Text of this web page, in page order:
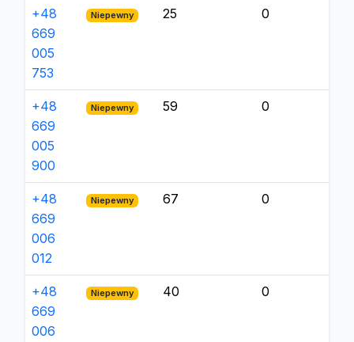
+48
669
005
753
Niepewny 25 0
+48
669
005
900
Niepewny 59 0
+48
669
006
012
Niepewny 67 0
+48
669
006
Niepewny 40 0